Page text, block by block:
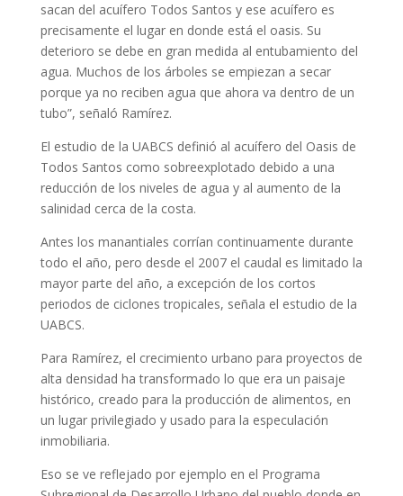
sacan del acuífero Todos Santos y ese acuífero es
precisamente el lugar en donde está el oasis. Su
deterioro se debe en gran medida al entubamiento del
agua. Muchos de los árboles se empiezan a secar
porque ya no reciben agua que ahora va dentro de un
tubo”, señaló Ramírez.
El estudio de la UABCS definió al acuífero del Oasis de
Todos Santos como sobreexplotado debido a una
reducción de los niveles de agua y al aumento de la
salinidad cerca de la costa.
Antes los manantiales corrían continuamente durante
todo el año, pero desde el 2007 el caudal es limitado la
mayor parte del año, a excepción de los cortos
periodos de ciclones tropicales, señala el estudio de la
UABCS.
Para Ramírez, el crecimiento urbano para proyectos de
alta densidad ha transformado lo que era un paisaje
histórico, creado para la producción de alimentos, en
un lugar privilegiado y usado para la especulación
inmobiliaria.
Eso se ve reflejado por ejemplo en el Programa